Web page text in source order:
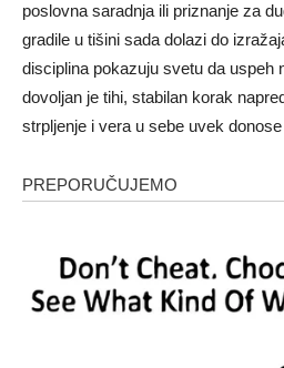
poslovna saradnja ili priznanje za
gradile u tišini sada dolazi do
disciplina pokazuju svetu da uspeh
dovoljan je tihi, stabilan korak
strpljenje i vera u sebe uvek